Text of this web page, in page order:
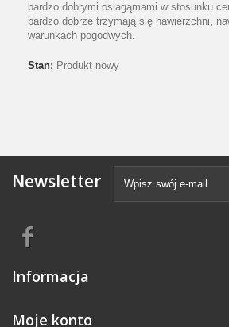
bardzo dobrymi osiagąmami w stosunku
bardzo dobrze trzymają się nawierzchni,
warunkach pogodwych.
Stan: Produkt nowy
Newsletter
Informacja
Moje konto